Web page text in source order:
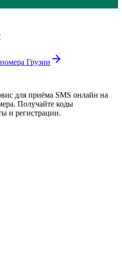
Грузии
для приёма SMS онлайн на
Получайте коды
и регистрации.